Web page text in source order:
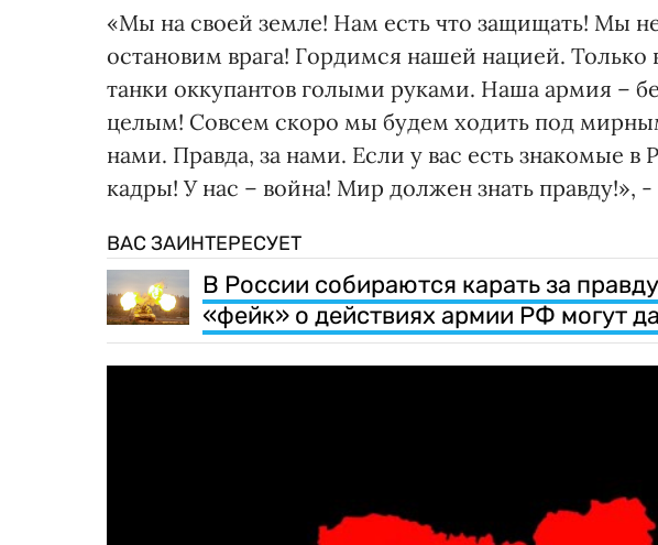
«Мы на своей земле! Нам есть что защищать! Мы
остановим врага! Гордимся нашей нацией. Только
танки оккупантов голыми руками. Наша армия –
целым! Совсем скоро мы будем ходить под
нами. Правда, за нами. Если у вас есть знакомые
кадры! У нас – война! Мир должен знать правду!»,
ВАС ЗАИНТЕРЕСУЕТ
В России собираются карать за
«фейк» о действиях армии РФ могут